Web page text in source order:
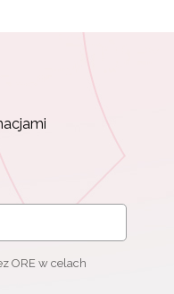
ORE w celach